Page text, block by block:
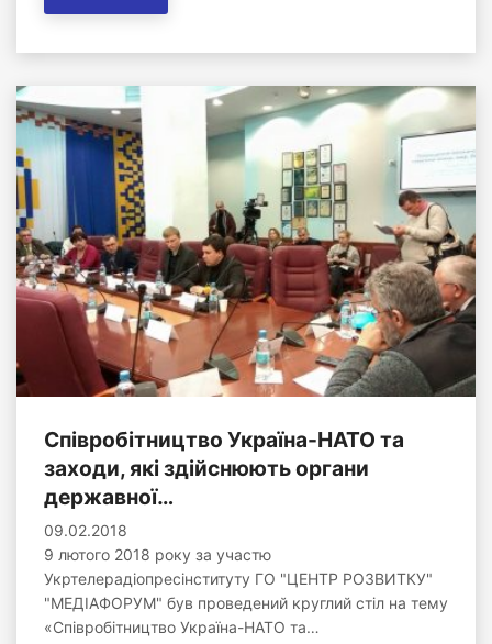
Співробітництво Україна-НАТО та
заходи, які здійснюють органи
державної…
09.02.2018
9 лютого 2018 року за участю
Укртелерадіопресінституту ГО "ЦЕНТР РОЗВИТКУ"
"МЕДІАФОРУМ" був проведений круглий стіл на тему
«Співробітництво Україна-НАТО та…